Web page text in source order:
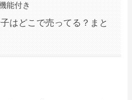
能付き
はどこで売ってる？まと